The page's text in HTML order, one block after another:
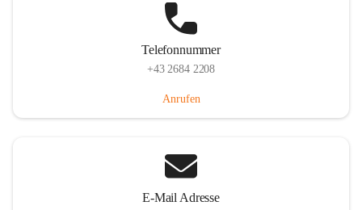
Telefonnummer
+43 2684 2208
Anrufen
E-Mail Adresse